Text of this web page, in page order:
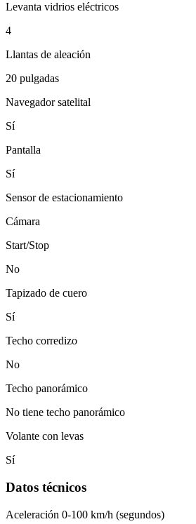
Levanta vidrios eléctricos
4
Llantas de aleación
20 pulgadas
Navegador satelital
Sí
Pantalla
Sí
Sensor de estacionamiento
Cámara
Start/Stop
No
Tapizado de cuero
Sí
Techo corredizo
No
Techo panorámico
No tiene techo panorámico
Volante con levas
Sí
Datos técnicos
Aceleración 0-100 km/h (segundos)